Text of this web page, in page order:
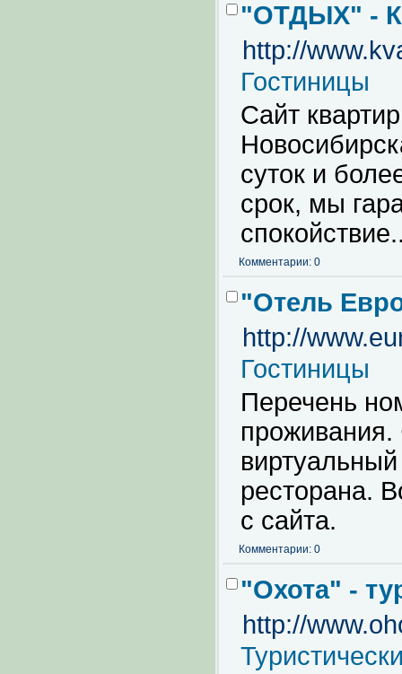
"ОТДЫХ" -
http://
Гостиницы
Сайт
суток и
срок, мы
Комментарии: 0
"Отель
http://
Гостиницы
Перечень
проживания.
ресторана.
с сайта.
Комментарии: 0
"Охота" -
http://